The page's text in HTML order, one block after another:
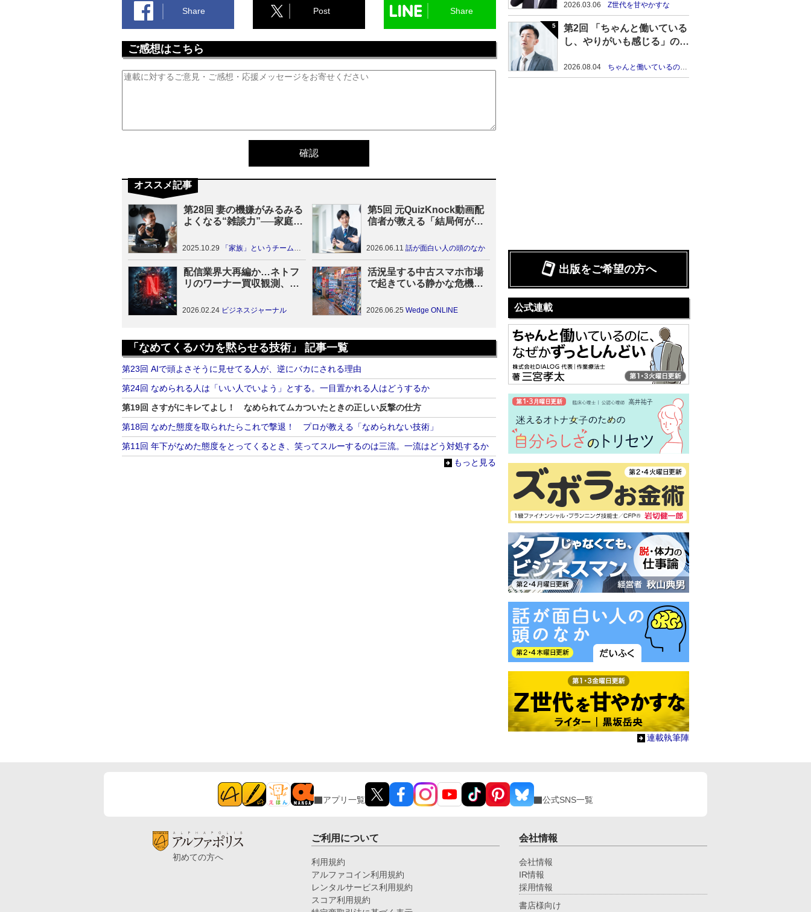
Share Post Share
ご感想はこちら
オススメ記事
第28回 妻の機嫌がみるみる
よくなる“雑談力”──家庭円
る
2025.10.29 「家族」というチームのつくり方
第5回 元QuizKnock動画配
信者が教える「結局何が言
なる、構造的な話し方のコ
2026.06.11 話が面白い人の頭のなか
配信業界大再編か…ネトフ
リのワーナー買収観測、U-
淘汰か
2026.02.24 ビジネスジャーナル
活況呈する中古スマホ市場
で起きている静かな危機…
来、日本人が買えなくなる
2026.06.25 Wedge ONLINE
「なめてくるバカを黙らせる技術」 記事一覧
第23回 AIで頭よさそうに見せてる人が、逆にバカにされる理由
第24回 なめられる人は「いい人でいよう」とする。一目置かれる人はどうするか
第19回 さすがにキレてよし！ なめられてムカついたときの正しい反撃の仕方
第18回 なめた態度を取られたらこれで撃退！ プロが教える「なめられない技術」
第11回 年下がなめた態度をとってくるとき、笑ってスルーするのは三流。一流はどう対処するか
もっと見る
2026.03.06 Z世代を甘やかすな
第2回 「ちゃんと働いている
し、やりがいも感じる」の
代のしんどさ
2026.08.04 ちゃんと働いているのに、なぜかずっとしんどい
出版をご希望の方へ
公式連載
連載執筆陣
アプリ一覧 公式SNS一覧
初めての方へ
ご利用について
利用規約
アルファコイン利用規約
レンタルサービス利用規約
スコア利用規約
会社情報
会社情報
IR情報
採用情報
書店様向け